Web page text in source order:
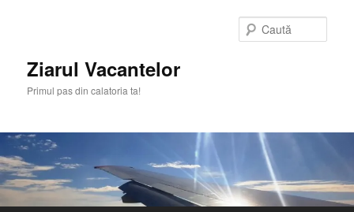
Ziarul Vacantelor
Primul pas din calatoria ta!